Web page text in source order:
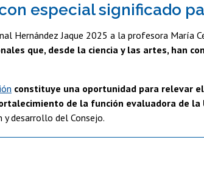
especial significado
Hernández Jaque 2025 a la profesora María
que, desde la ciencia y las artes, han
constituye una oportunidad para relevar
de la función evaluadora de la
desarrollo del Consejo.